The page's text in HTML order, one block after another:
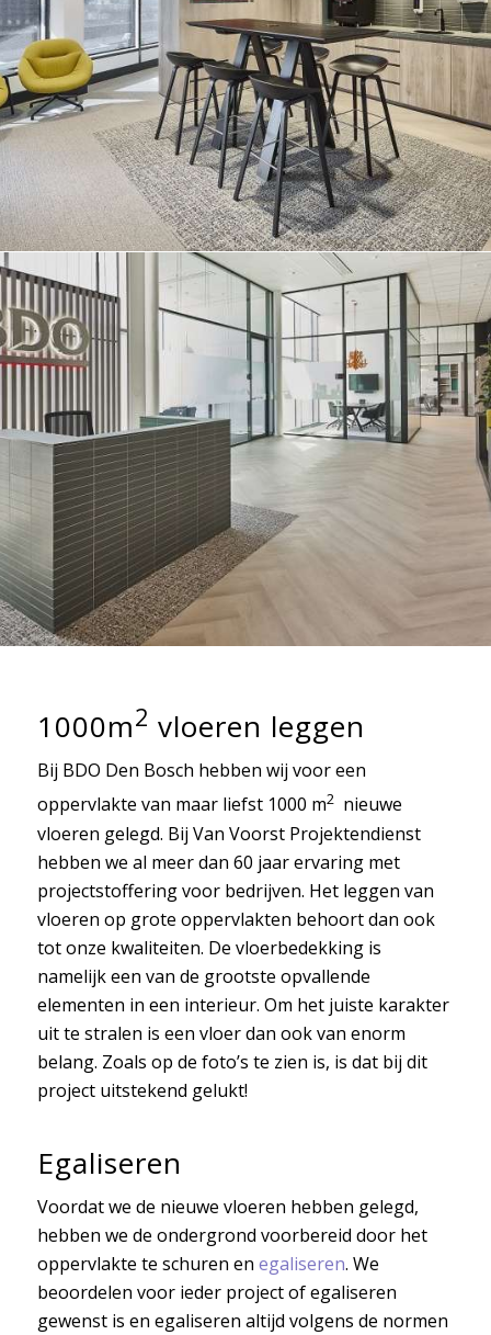
1000m2 vloeren leggen
Bij BDO Den Bosch hebben wij voor een
oppervlakte van maar liefst 1000 m2 nieuwe
vloeren gelegd. Bij Van Voorst Projektendienst
hebben we al meer dan 60 jaar ervaring met
projectstoffering voor bedrijven. Het leggen van
vloeren op grote oppervlakten behoort dan ook
tot onze kwaliteiten. De vloerbedekking is
namelijk een van de grootste opvallende
elementen in een interieur. Om het juiste karakter
uit te stralen is een vloer dan ook van enorm
belang. Zoals op de foto’s te zien is, is dat bij dit
project uitstekend gelukt!
Egaliseren
Voordat we de nieuwe vloeren hebben gelegd,
hebben we de ondergrond voorbereid door het
oppervlakte te schuren en egaliseren. We
beoordelen voor ieder project of egaliseren
gewenst is en egaliseren altijd volgens de normen